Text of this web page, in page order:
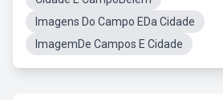
Imagens Do Campo EDa Cidade
ImagemDe Campos E Cidade